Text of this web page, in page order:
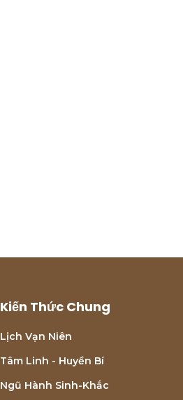
Kiến Thức Chung
Lịch Vạn Niên
Tâm Linh - Huyền Bí
Ngũ Hành Sinh-Khắc